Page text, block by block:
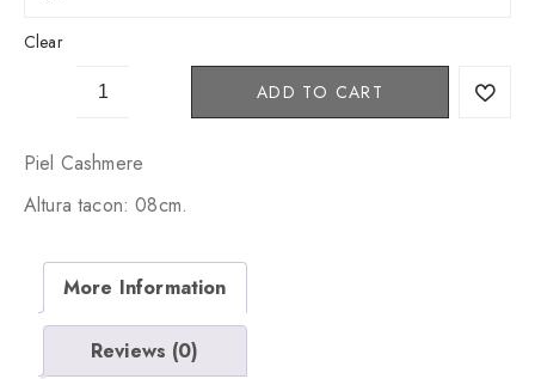
Clear
M
Y
O
T
ADD TO CART
Piel Cashmere
Altura tacon: 08cm.
More Information
Reviews (0)